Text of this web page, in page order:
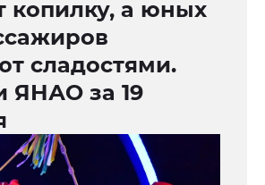
копилку, а юных
сладостями.
ЯНАО за 19